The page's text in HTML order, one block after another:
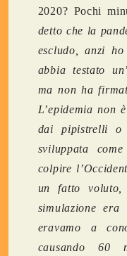
2020? Pochi
detto che la
escludo, anzi
abbia testato
ma non ha
L’epidemia non
dai pipistrelli o
sviluppata
colpire
un fatto voluto,
simulazione
eravamo a
causando